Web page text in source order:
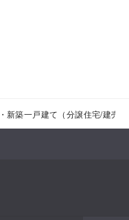
新築一戸建て（分譲住宅/建売